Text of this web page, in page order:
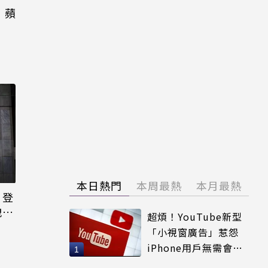
蘋
本日熱門 本周最熱 本月最熱
超煩！YouTube新型
「小視窗廣告」惹怨
iPhone用戶無需會員